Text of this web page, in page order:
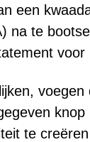
een
na te
te